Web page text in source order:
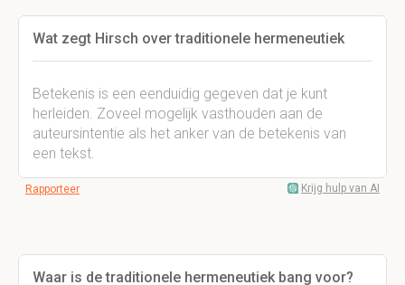
Wat zegt Hirsch over traditionele hermeneutiek
Betekenis is een eenduidig gegeven dat je kunt
herleiden. Zoveel mogelijk vasthouden aan de
auteursintentie als het anker van de betekenis van
een tekst.
Rapporteer Krijg hulp van AI
Waar is de traditionele hermeneutiek bang voor?